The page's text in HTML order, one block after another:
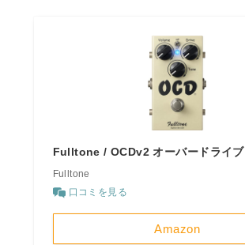
Fulltone / OCDv2 オーバードライブ
Fulltone
口コミを見る
Amazon